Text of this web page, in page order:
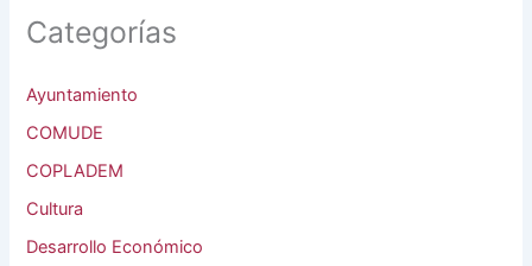
Categorías
Ayuntamiento
COMUDE
COPLADEM
Cultura
Desarrollo Económico